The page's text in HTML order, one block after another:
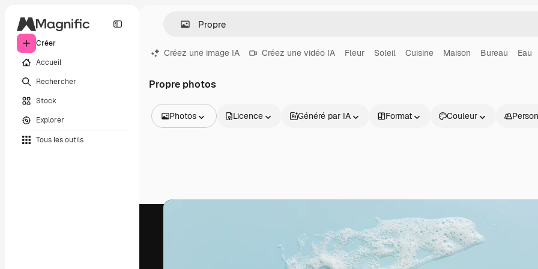
Créer
Accueil
Rechercher
Stock
Explorer
Tous les outils
Créez une image IA Créez une vidéo IA Fleur Soleil Cuisine Maison Bureau Eau
Propre photos
Photos
Vidéos
Licence Généré par IA Format Couleur
Produits